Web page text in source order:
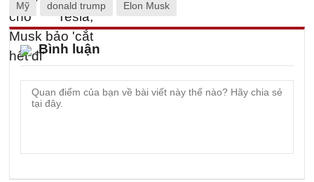
Mỹ donald trump Elon Musk
Bình luận